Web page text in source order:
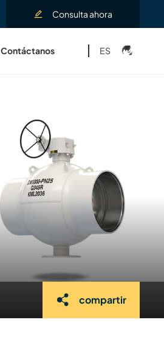
Consulta ahora
Contáctanos ES
compartir